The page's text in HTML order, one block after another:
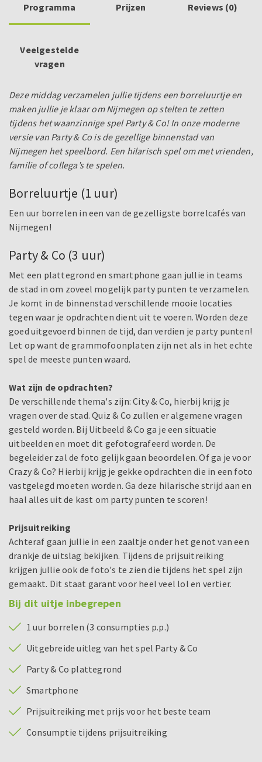
Programma Prijzen Reviews (0)
Veelgestelde
vragen
Deze middag verzamelen jullie tijdens een borreluurtje en
maken jullie je klaar om Nijmegen op stelten te zetten
tijdens het waanzinnige spel Party & Co! In onze moderne
versie van Party & Co is de gezellige binnenstad van
Nijmegen het speelbord. Een hilarisch spel om met vrienden,
familie of collega’s te spelen.
Borreluurtje (1 uur)
Een uur borrelen in een van de gezelligste borrelcafés van
Nijmegen!
Party & Co (3 uur)
Met een plattegrond en smartphone gaan jullie in teams
de stad in om zoveel mogelijk party punten te verzamelen.
Je komt in de binnenstad verschillende mooie locaties
tegen waar je opdrachten dient uit te voeren. Worden deze
goed uitgevoerd binnen de tijd, dan verdien je party punten!
Let op want de grammofoonplaten zijn net als in het echte
spel de meeste punten waard.
Wat zijn de opdrachten?
De verschillende thema's zijn: City & Co, hierbij krijg je
vragen over de stad. Quiz & Co zullen er algemene vragen
gesteld worden. Bij Uitbeeld & Co ga je een situatie
uitbeelden en moet dit gefotografeerd worden. De
begeleider zal de foto gelijk gaan beoordelen. Of ga je voor
Crazy & Co? Hierbij krijg je gekke opdrachten die in een foto
vastgelegd moeten worden. Ga deze hilarische strijd aan en
haal alles uit de kast om party punten te scoren!
Prijsuitreiking
Achteraf gaan jullie in een zaaltje onder het genot van een
drankje de uitslag bekijken. Tijdens de prijsuitreiking
krijgen jullie ook de foto's te zien die tijdens het spel zijn
gemaakt. Dit staat garant voor heel veel lol en vertier.
Bij dit uitje inbegrepen
1 uur borrelen (3 consumpties p.p.)
Uitgebreide uitleg van het spel Party & Co
Party & Co plattegrond
Smartphone
Prijsuitreiking met prijs voor het beste team
Consumptie tijdens prijsuitreiking